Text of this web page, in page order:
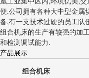
产品展示
组合机床